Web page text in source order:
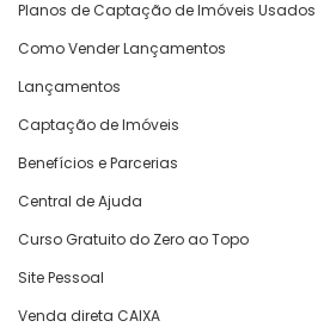
Planos de Captação de Imóveis Usados
Como Vender Lançamentos
Lançamentos
Captação de Imóveis
Benefícios e Parcerias
Central de Ajuda
Curso Gratuito do Zero ao Topo
Site Pessoal
Venda direta CAIXA